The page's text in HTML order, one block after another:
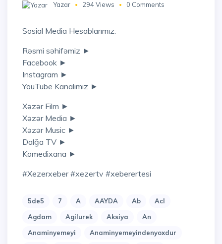
Yazar 294 Views 0 Comments
Sosial Media Hesablarımız:
Rəsmi səhifəmiz ►
Facebook ►
Instagram ►
YouTube Kanalımız ►
Xəzər Film ►
Xəzər Media ►
Xəzər Music ►
Dalğa TV ►
Komedixana ►
#xezerxeber #xezertv #xeberertesi
5de5 7 A AAYDA Ab
Acl
Agdam
Agilurek Aksiya
An
Anaminyemeyi
Anaminyemeyindenyoxdur